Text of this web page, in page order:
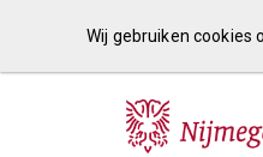
Wij gebruiken cookies